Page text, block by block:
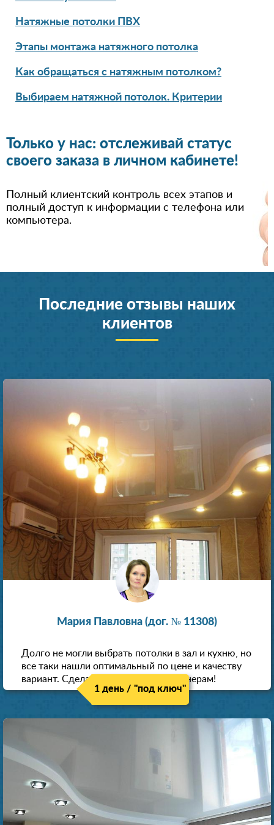
Натяжные потолки ПВХ
Этапы монтажа натяжного потолка
Как обращаться с натяжным потолком?
Выбираем натяжной потолок. Критерии
Только у нас: отслеживай статус
своего заказа в личном кабинете!
Полный клиентский контроль всех этапов и
полный доступ к информации с телефона или
компьютера.
Последние отзывы наших
клиентов
Мария Павловна (дог. № 11308)
Долго не могли выбрать потолки в зал и кухню, но
все таки нашли оптимальный по цене и качеству
вариант. Сделали скидку как пенсионерам!
1 день / "под ключ"